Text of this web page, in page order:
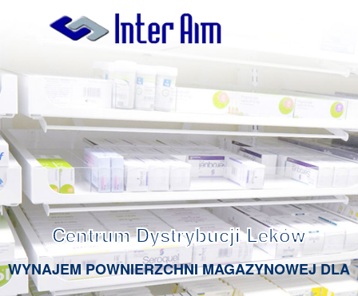
Centrum Dystrybucji Leków
WYNAJEM POWNIERZCHNI MAGAZYNOWEJ DLA